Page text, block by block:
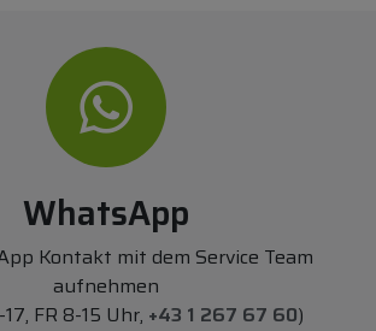
WhatsApp
Kontakt mit dem Service Team
aufnehmen
FR 8-15 Uhr, +43 1 267 67 60)